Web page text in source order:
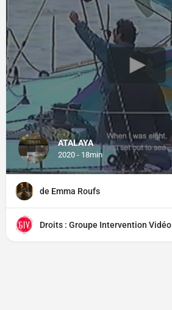
ATALAYA
2020 - 18min
de Emma Roufs
Droits : Groupe Intervention Vidéo